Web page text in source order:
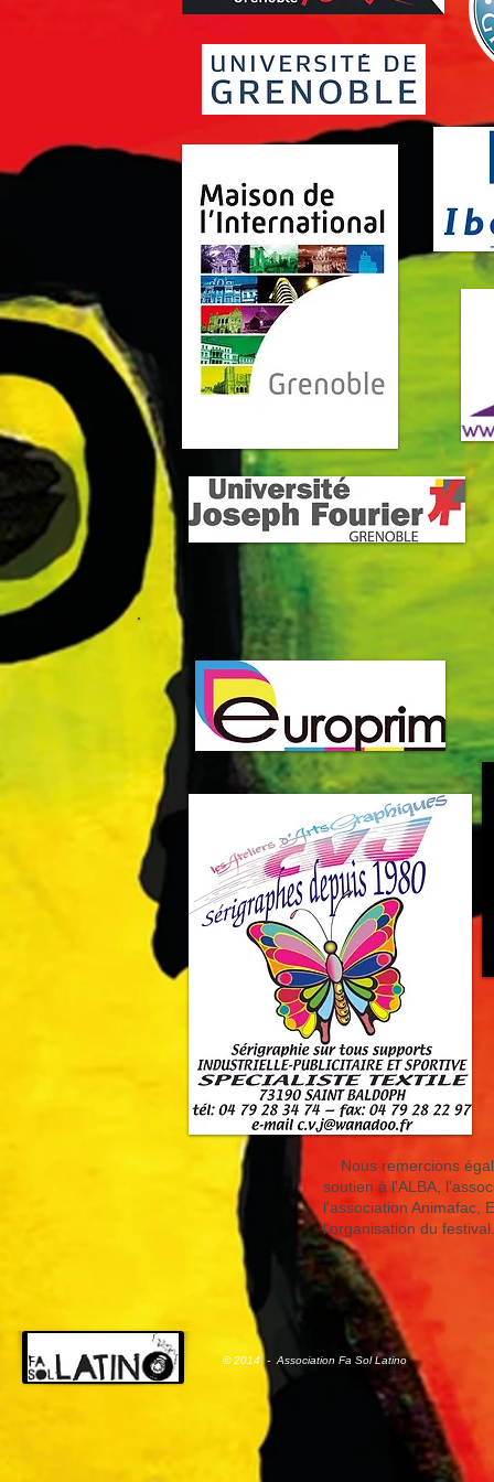
Nous remercions
soutien à l'ALBA,
l'association Animafac,
l'organisation du festival.
© 2014 - Association Fa Sol Latino